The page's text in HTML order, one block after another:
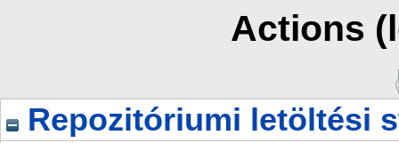
Actions
Repozitóriumi letöltési